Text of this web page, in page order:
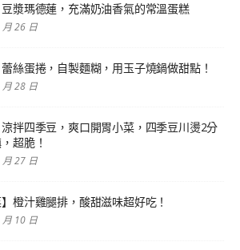
豆漿瑪德蓮，充滿奶油香氣的常溫蛋糕
26 日
蕾絲蛋捲，自製麵糊，用玉子燒鍋做甜點！
28 日
涼拌四季豆，爽口開胃小菜，四季豆川燙2分
超脆！
27 日
】橙汁雞腿排，酸甜滋味超好吃！
10 日